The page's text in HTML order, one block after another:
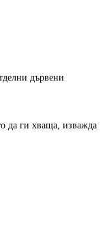
дървени
да ги хваща, изважда